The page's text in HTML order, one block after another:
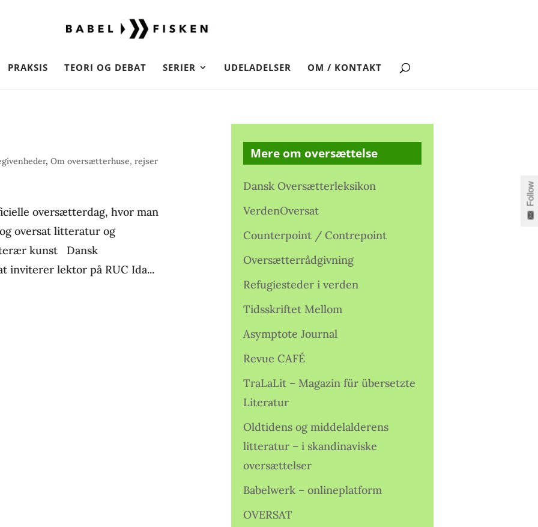
PRAKSIS TEORI OG DEBAT SERIER UDELADELSER OM / KONTAKT
,Om oversætterhuse, rejser
oversætterdag, hvor man
oversat litteratur og
kunst Dansk
inviterer lektor på RUC Ida...
Mere om oversættelse
Dansk Oversætterleksikon
VerdenOversat
Counterpoint / Contrepoint
Oversætterrådgivning
Refugiesteder i verden
Tidsskriftet Mellom
Asymptote Journal
Revue CAFÉ
TraLaLit – Magazin für übersetzte
Literatur
Oldtidens og middelalderens
litteratur – i skandinaviske
oversættelser
Babelwerk – onlineplatform
OVERSAT
Follow